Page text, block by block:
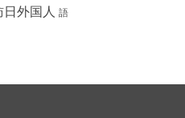
日外国人 語